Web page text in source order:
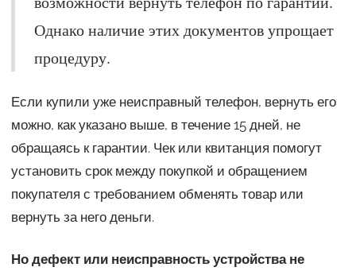
Однако наличие этих документов упрощает
процедуру.
Если купили уже неисправный телефон, вернуть его
можно, как указано выше, в течение 15 дней, не
обращаясь к гарантии. Чек или квитанция помогут
установить срок между покупкой и обращением
покупателя с требованием обменять товар или
вернуть за него деньги.
Но дефект или неисправность устройства не